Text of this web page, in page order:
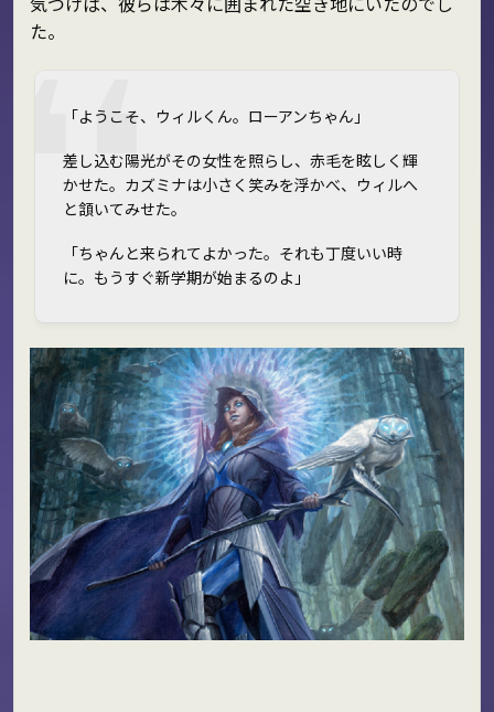
た。
「ようこそ、ウィルくん。ローアンちゃん」
差し込む陽光がその女性を照らし、赤毛を眩しく輝
かせた。カズミナは小さく笑みを浮かべ、ウィルへ
と頷いてみせた。
「ちゃんと来られてよかった。それも丁度いい時
に。もうすぐ新学期が始まるのよ」